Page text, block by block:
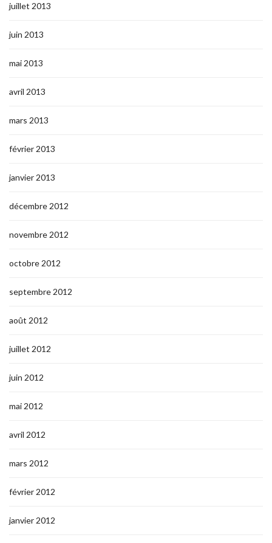
juillet 2013
juin 2013
mai 2013
avril 2013
mars 2013
février 2013
janvier 2013
décembre 2012
novembre 2012
octobre 2012
septembre 2012
août 2012
juillet 2012
juin 2012
mai 2012
avril 2012
mars 2012
février 2012
janvier 2012